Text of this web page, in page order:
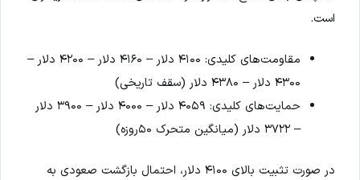
است.
مقاومت‌های کلیدی: ۴۱۰۰ دلار – ۴۱۶۰ دلار – ۴۲۰۰ دلار –
۴۳۰۰ دلار – ۴۳۸۰ دلار (سقف تاریخی)
حمایت‌های کلیدی: ۴۰۵۹ دلار – ۴۰۰۰ دلار – ۳۹۰۰ دلار
– ۳۷۲۲ دلار (میانگین متحرک ۵۰روزه)
در صورت تثبیت بالای ۴۱۰۰ دلار، احتمال بازگشت صعودی به